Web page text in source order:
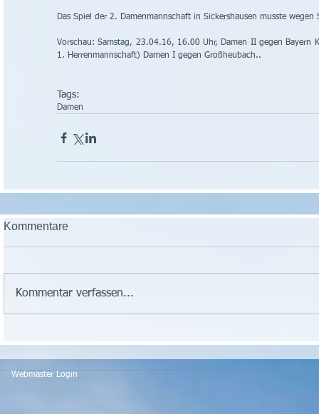
Das Spiel der 2. Damenmannschaft in Sickershausen musste
Vorschau: Samstag, 23.04.16, 16.00 Uhr, Damen II gegen
1. Herrenmannschaft) Damen I gegen Großheubach..
Tags:
Damen
Kommentare
Kommentar verfassen...
Webmaster Login